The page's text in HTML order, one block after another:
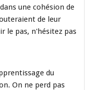
une cohésion de
de leur
le pas, n'hésitez pas
du
On ne perd pas